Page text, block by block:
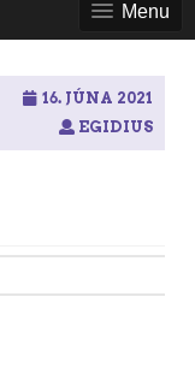
Menu
16. JÚNA 2021
EGIDIUS